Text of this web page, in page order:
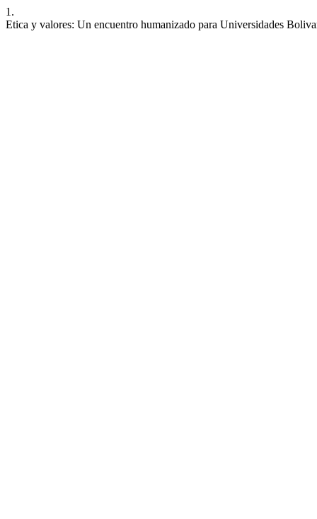
1.
Etica y valores: Un encuentro humanizado para Universidades